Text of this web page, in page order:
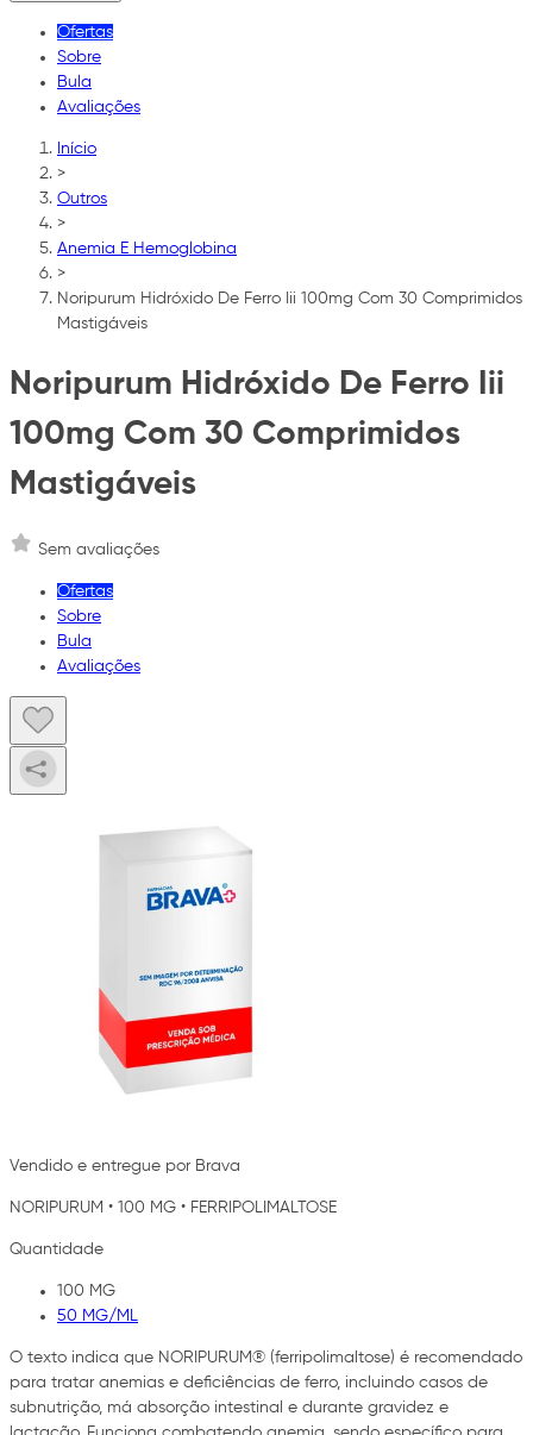
Ofertas
Sobre
Bula
Avaliações
Início
>
Outros
>
Anemia E Hemoglobina
>
Noripurum Hidróxido De Ferro Iii 100mg Com 30 Comprimidos
Mastigáveis
Noripurum Hidróxido De Ferro Iii
100mg Com 30 Comprimidos
Mastigáveis
Sem avaliações
Ofertas
Sobre
Bula
Avaliações
Vendido e entregue por Brava
NORIPURUM • 100 MG • FERRIPOLIMALTOSE
Quantidade
100 MG
50 MG/ML
O texto indica que NORIPURUM® (ferripolimaltose) é recomendado
para tratar anemias e deficiências de ferro, incluindo casos de
subnutrição, má absorção intestinal e durante gravidez e